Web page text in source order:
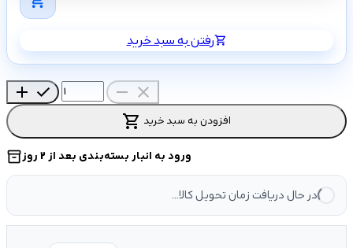
رفتن به سبد خریدshopping_cart
add check remove close
shopping_cart افزودن به سبد خرید
inventory_2 ورود به انبار بسته‌بندی بعد از 2 روز
در حال دریافت زمان تحویل کالا...